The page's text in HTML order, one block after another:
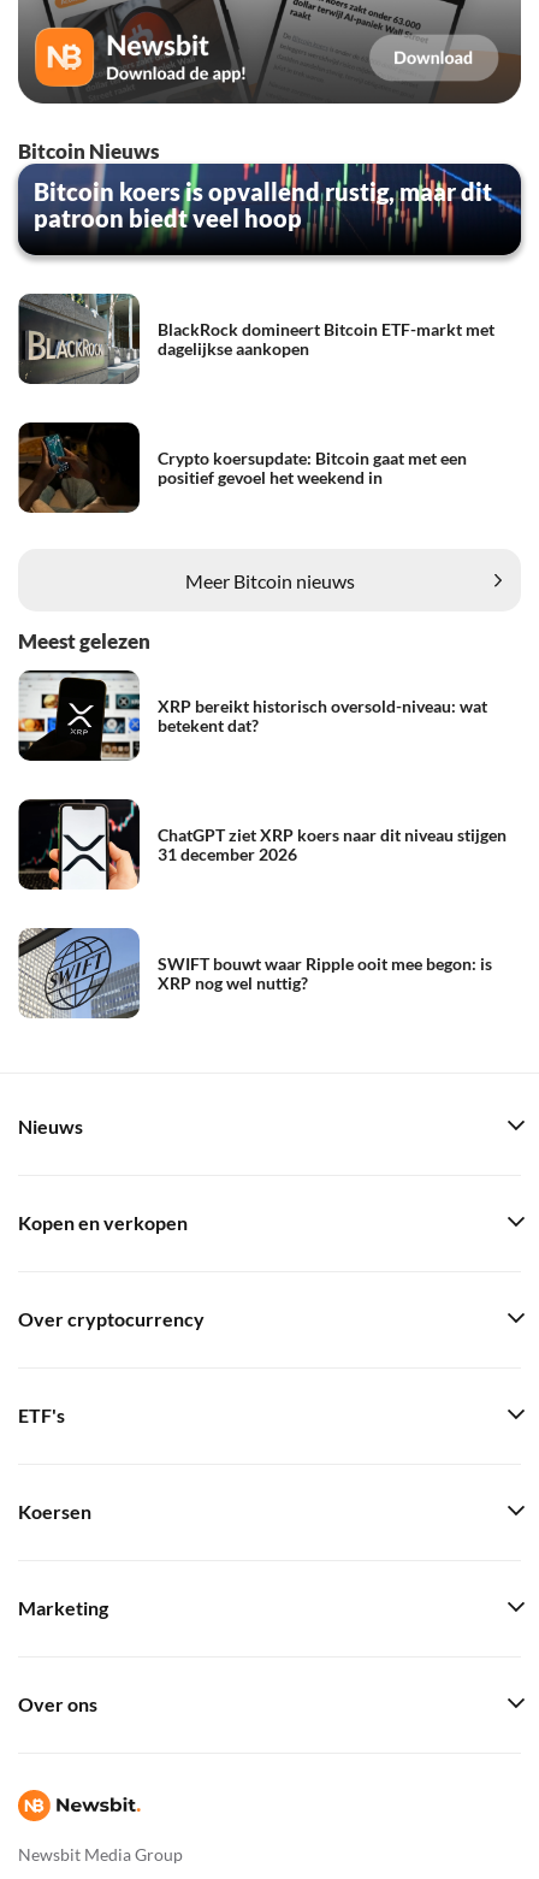
Bitcoin Nieuws
Bitcoin koers is opvallend rustig, maar dit
patroon biedt veel hoop
BlackRock domineert Bitcoin ETF-markt met
dagelijkse aankopen
Crypto koersupdate: Bitcoin gaat met een
positief gevoel het weekend in
Meer Bitcoin nieuws
Meest gelezen
XRP bereikt historisch oversold-niveau: wat
betekent dat?
ChatGPT ziet XRP koers naar dit niveau stijgen
31 december 2026
SWIFT bouwt waar Ripple ooit mee begon: is
XRP nog wel nuttig?
Newsbit Media Group
Nieuws
Kopen en verkopen
Over cryptocurrency
ETF's
Koersen
Marketing
Over ons